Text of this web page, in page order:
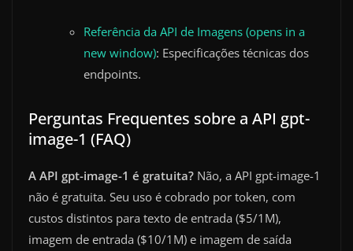
Referência da API de Imagens (opens in a
new window): Especificações técnicas dos
endpoints.
Perguntas Frequentes sobre a API gpt-
image-1 (FAQ)
A API gpt-image-1 é gratuita? Não, a API gpt-image-1
não é gratuita. Seu uso é cobrado por token, com
custos distintos para texto de entrada ($5/1M),
imagem de entrada ($10/1M) e imagem de saída